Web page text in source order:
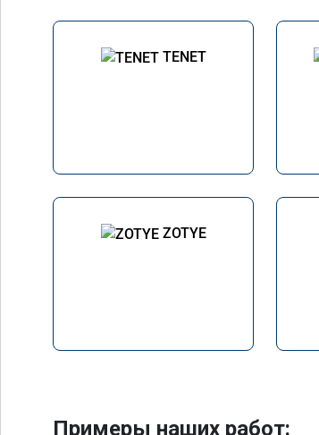
TENET
ZOTYE
Примеры наших работ: